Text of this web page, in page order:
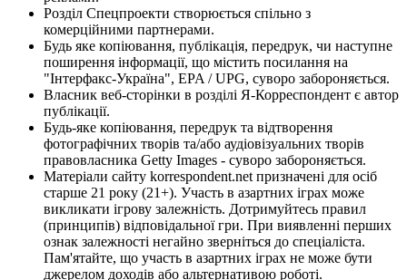
Розділ Спецпроекти створюється спільно з
комерційними партнерами.
Будь яке копіювання, публікація, передрук, чи наступне
поширення інформації, що містить посилання на
"Інтерфакс-Україна", EPA / UPG, суворо забороняється.
Власник веб-сторінки в розділі Я-Корреспондент є автор
публікації.
Будь-яке копіювання, передрук та відтворення
фотографічних творів та/або аудіовізуальних творів
правовласника Getty Images - суворо забороняється.
Матеріали сайту korrespondent.net призначені для осіб
старше 21 року (21+). Участь в азартних іграх може
викликати ігрову залежність. Дотримуйтесь правил
(принципів) відповідальної гри. При виявленні перших
ознак залежності негайно зверніться до спеціаліста.
Пам'ятайте, що участь в азартних іграх не може бути
джерелом доходів або альтернативою роботі.